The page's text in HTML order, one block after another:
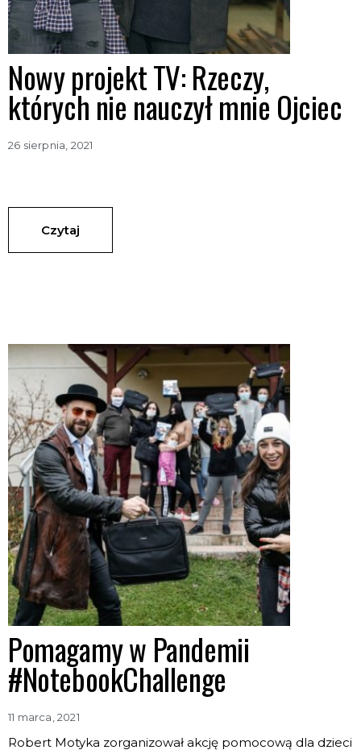
Nowy projekt TV: Rzeczy,
których nie nauczył mnie Ojciec
26 sierpnia, 2021
Czytaj
Pomagamy w Pandemii
#NotebookChallenge
11 marca, 2021
Robert Motyka zorganizował akcję pomocową dla dzieci